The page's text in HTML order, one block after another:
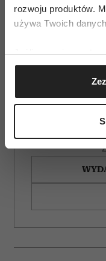
rozwoju produktów.
używa Twoich
Jeśli wyrazisz na to
Gromadzić
geograficznej z
Identyfikować
(fingerprinting,
dane są
sekcji szczegółów.
zmienić lub wycofać
i reklam, aby
analizować ruch w